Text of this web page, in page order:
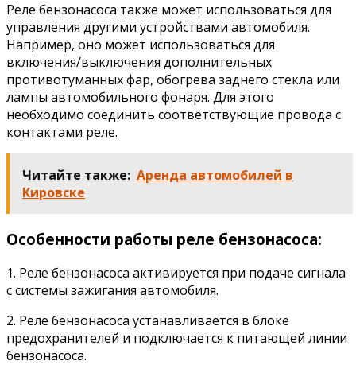
Реле бензонасоса также может использоваться для
управления другими устройствами автомобиля.
Например, оно может использоваться для
включения/выключения дополнительных
противотуманных фар, обогрева заднего стекла или
лампы автомобильного фонаря. Для этого
необходимо соединить соответствующие провода с
контактами реле.
Читайте также: Аренда автомобилей в
Кировске
Особенности работы реле бензонасоса:
1. Реле бензонасоса активируется при подаче сигнала
с системы зажигания автомобиля.
2. Реле бензонасоса устанавливается в блоке
предохранителей и подключается к питающей линии
бензонасоса.